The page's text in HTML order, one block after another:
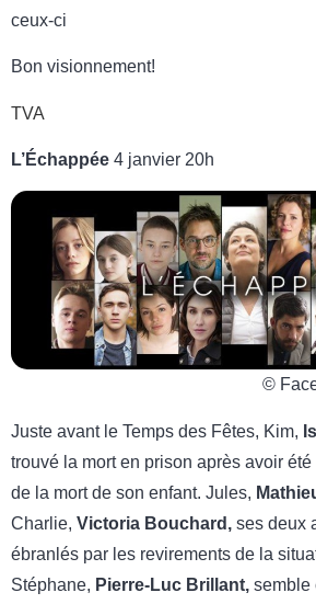
ceux-ci
Bon visionnement!
TVA
L’Échappée 4 janvier 20h
©
Juste avant le Temps des Fêtes, Kim,
trouvé la mort en prison après avoir
de la mort de son enfant. Jules,
Charlie, Victoria Bouchard , ses deux
ébranlés par les revirements de la
Stéphane, Pierre-Luc Brillant, semble